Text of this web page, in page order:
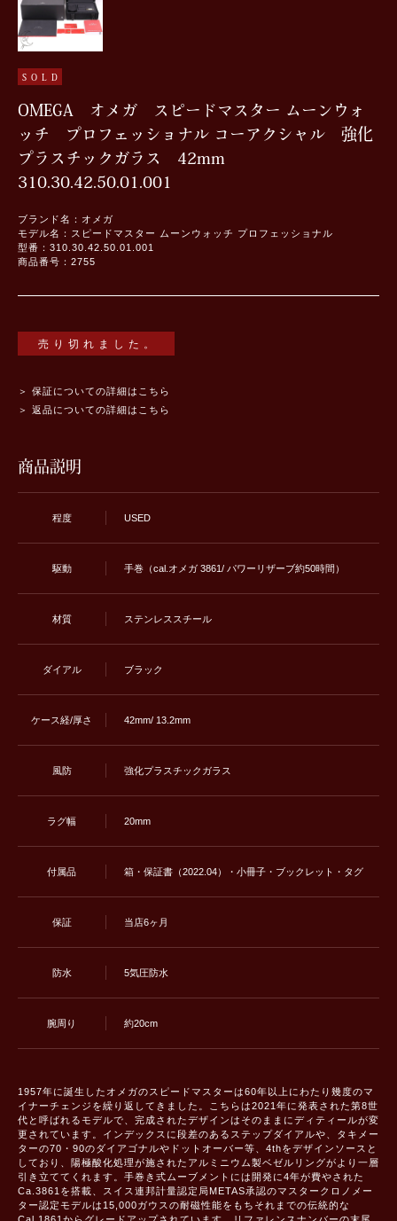
SOLD
OMEGA オメガ スピードマスター ムーンウォ
ッチ プロフェッショナル コーアクシャル 強化
プラスチックガラス 42mm
310.30.42.50.01.001
ブランド名：オメガ
モデル名：スピードマスター ムーンウォッチ プロフェッショナル
型番：310.30.42.50.01.001
商品番号：2755
売り切れました。
＞ 保証についての詳細はこちら
＞ 返品についての詳細はこちら
商品説明
程度 USED
駆動 手巻（cal.オメガ 386 1/ パワーリザーブ約50時間）
材質 ステンレススチール
ダイアル ブラック
ケース経/厚さ 42mm/ 13.2mm
風防 強化プラスチックガラス
ラグ幅 20mm
付属品 箱・保証書（2022.04）・小冊子・ブックレット・タグ
保証 当店6ヶ月
防水 5気圧防水
腕周り 約20cm
1957年に誕生したオメガのスピードマスターは60年以上にわたり幾度のマ
イナーチェンジを繰り返してきました。こちらは2021年に発表された第8世
代と呼ばれるモデルで、完成されたデザインはそのままにディティールが変
更されています。インデックスに段差のあるステップダイアルや、タキメー
ターの70・90のダイアゴナルやドットオーバー等、4thをデザインソースと
しており、陽極酸化処理が施されたアルミニウム製ベゼルリングがより一層
引き立ててくれます。手巻き式ムーブメントには開発に4年が費やされた
Ca.3861を搭載、スイス連邦計量認定局METAS承認のマスタークロノメー
ター認定モデルは15,000ガウスの耐磁性能をもちそれまでの伝統的な